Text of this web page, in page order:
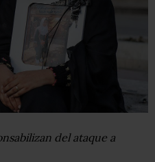
del ataque a